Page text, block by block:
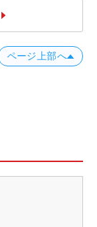
ページ上部へ